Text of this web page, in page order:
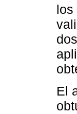
los
El